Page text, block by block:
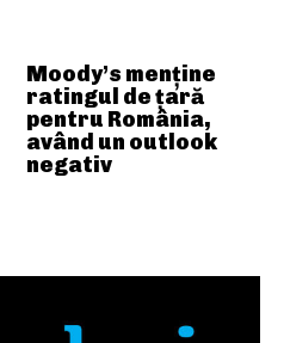
Moody’s menține
ratingul de țară
pentru România,
având un outlook
negativ